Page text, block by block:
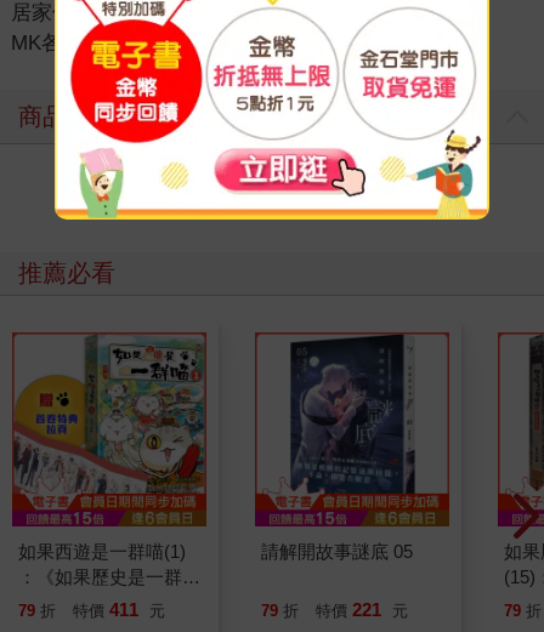
居家休閒 ＞ 流行包袋 ＞ MICHAEL KORS ＞
MK各式包款
商品評價
寫評價
推薦必看
如果西遊是一群喵(1)
：《如果歷史是一群
喵》作者最新力作，附
79 折 特價 411 元
請解開故事謎底 05
79 折 特價 221 元
如
(15)
貓
79 折